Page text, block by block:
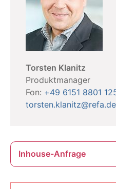
Torsten Klanitz
Produktmanager
Fon: +49 6151 8801
torsten.klanitz@refa.de
Inhouse-Anfrage